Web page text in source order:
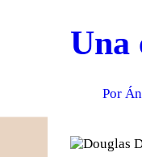
Una
Por